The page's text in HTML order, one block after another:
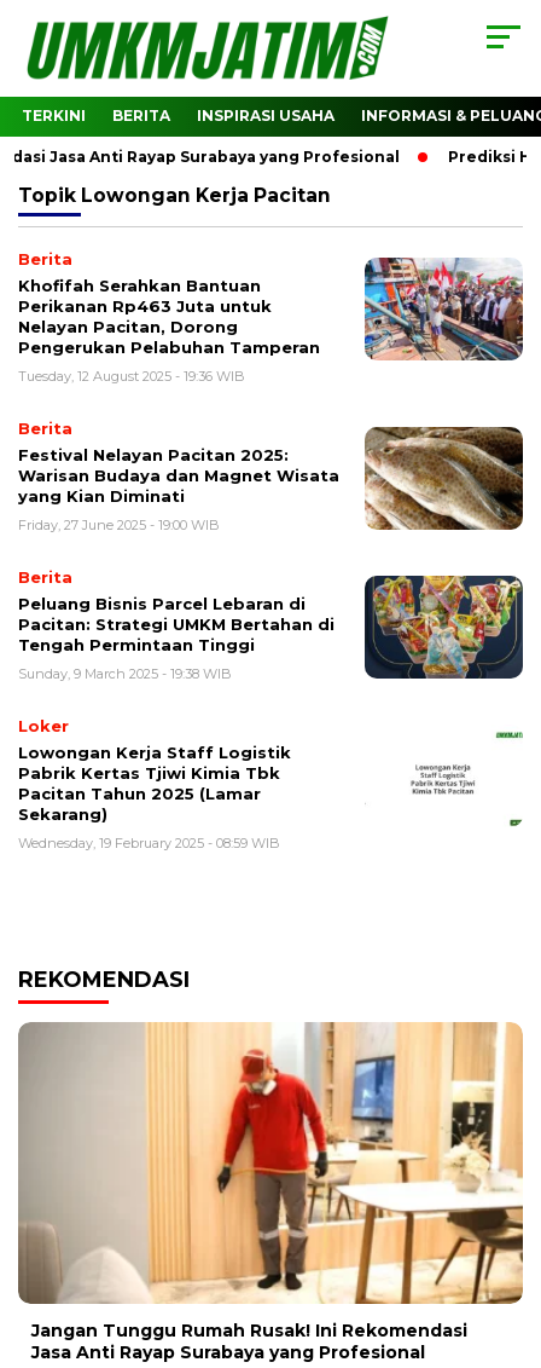
TERKINI BERITA INSPIRASI USAHA INFORMASI &
Jasa Anti Rayap Surabaya yang Profesional Prediksi
Topik Lowongan Kerja Pacitan
Berita
Khofifah Serahkan Bantuan
Perikanan Rp463 Juta untuk
Nelayan Pacitan, Dorong
Pengerukan Pelabuhan Tamperan
Tuesday, 12 August 2025 - 19:36 WIB
Berita
Festival Nelayan Pacitan 2025:
Warisan Budaya dan Magnet Wisata
yang Kian Diminati
Friday, 27 June 2025 - 19:00 WIB
Berita
Peluang Bisnis Parcel Lebaran di
Pacitan: Strategi UMKM Bertahan di
Tengah Permintaan Tinggi
Sunday, 9 March 2025 - 19:38 WIB
Loker
Lowongan Kerja Staff Logistik
Pabrik Kertas Tjiwi Kimia Tbk
Pacitan Tahun 2025 (Lamar
Sekarang)
Wednesday, 19 February 2025 - 08:59 WIB
REKOMENDASI
Jangan Tunggu Rumah Rusak! Ini Rekomendasi
Jasa Anti Rayap Surabaya yang Profesional